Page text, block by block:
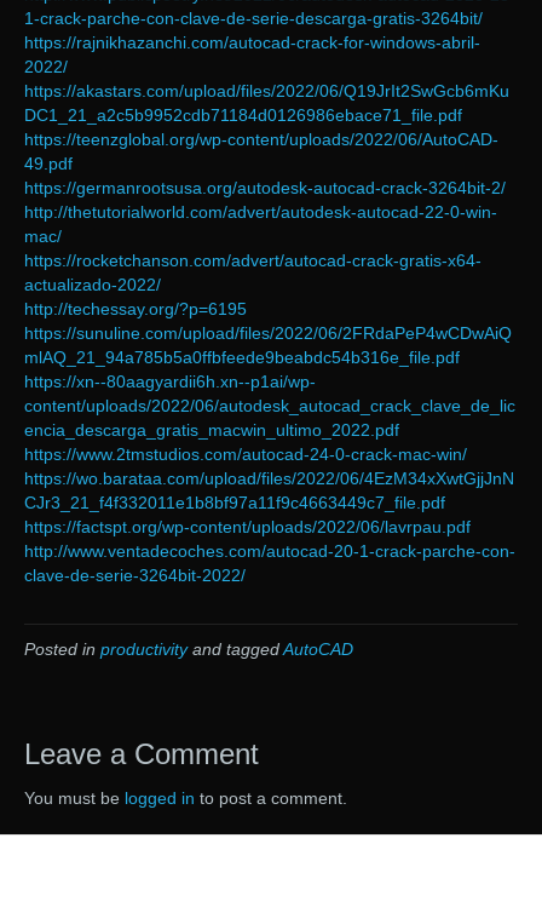
1-crack-parche-con-clave-de-serie-descarga-gratis-3264bit/
https://rajnikhazanchi.com/autocad-crack-for-windows-abril-
2022/
https://akastars.com/upload/files/2022/06/Q19JrIt2SwGcb6mKu
DC1_21_a2c5b9952cdb71184d0126986ebace71_file.pdf
https://teenzglobal.org/wp-content/uploads/2022/06/AutoCAD-
49.pdf
https://germanrootsusa.org/autodesk-autocad-crack-3264bit-2/
http://thetutorialworld.com/advert/autodesk-autocad-22-0-win-
mac/
https://rocketchanson.com/advert/autocad-crack-gratis-x64-
actualizado-2022/
http://techessay.org/?p=6195
https://sunuline.com/upload/files/2022/06/2FRdaPeP4wCDwAiQ
mlAQ_21_94a785b5a0ffbfeede9beabdc54b316e_file.pdf
https://xn--80aagyardii6h.xn--p1ai/wp-
content/uploads/2022/06/autodesk_autocad_crack_clave_de_lic
encia_descarga_gratis_macwin_ultimo_2022.pdf
https://www.2tmstudios.com/autocad-24-0-crack-mac-win/
https://wo.barataa.com/upload/files/2022/06/4EzM34xXwtGjjJnN
CJr3_21_f4f332011e1b8bf97a11f9c4663449c7_file.pdf
https://factspt.org/wp-content/uploads/2022/06/lavrpau.pdf
http://www.ventadecoches.com/autocad-20-1-crack-parche-con-
clave-de-serie-3264bit-2022/
Posted in productivityand taggedAutoCAD
Leave a Comment
You must be logged in to post a comment.